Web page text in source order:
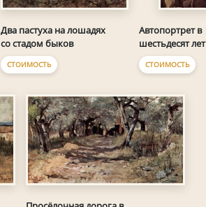
Два пастуха на лошадях
со стадом быков
СТОИМОСТЬ
Автопортрет в
шестьдесят лет
СТОИМОСТЬ